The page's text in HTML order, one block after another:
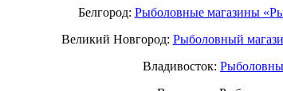
Белгород: Рыболовные магазины
Великий Новгород: Рыболовный
Владивосток: